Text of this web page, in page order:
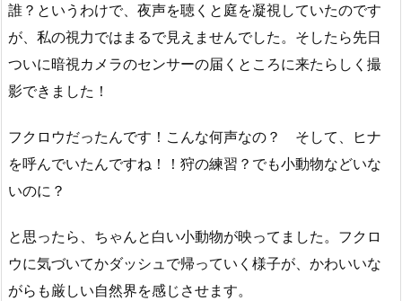
誰？というわけで、夜声を聴くと庭を凝視していたのです
が、私の視力ではまるで見えませんでした。そしたら先日
ついに暗視カメラのセンサーの届くところに来たらしく撮
影できました！
フクロウだったんです！こんな何声なの？ そして、ヒナ
を呼んでいたんですね！！狩の練習？でも小動物などいな
いのに？
と思ったら、ちゃんと白い小動物が映ってました。フクロ
ウに気づいてかダッシュで帰っていく様子が、かわいいな
がらも厳しい自然界を感じさせます。